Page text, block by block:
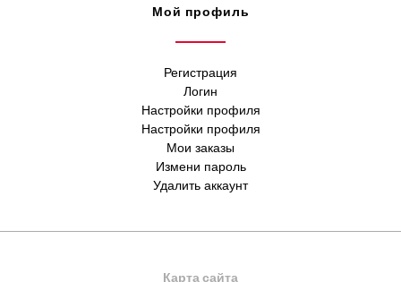
Мой профиль
Регистрация
Логин
Настройки профиля
Настройки профиля
Мои заказы
Измени пароль
Удалить аккаунт
Карта сайта